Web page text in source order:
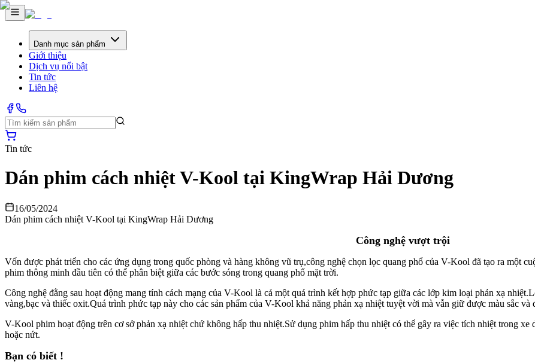
Danh mục sản phẩm
Giới thiệu
Dịch vụ nổi bật
Tin tức
Liên hệ
Tin tức
Dán phim cách nhiệt V-Kool tại KingWrap Hải Dương
16/05/2024
Dán phim cách nhiệt V-Kool tại KingWrap Hải Dương
Công nghệ vượt trội
Vốn được phát triển cho các ứng dụng trong quốc phòng và hàng không vũ trụ,công nghệ chọn lọc quang phổ của V-Kool đã tạo ra một
phim thông minh đầu tiên có thể phân biệt giữa các bước sóng trong quang phổ mặt trời.
Công nghệ đằng sau hoạt động mang tính cách mạng của V-Kool là cả một quá trình kết hợp phức tạp giữa các lớp kim loại phản xạ
vàng,bạc và thiếc oxit.Quá trình phức tạp này cho các sản phẩm của V-Kool khả năng phản xạ nhiệt tuyệt vời mà vẫn giữ được màu sắc và
V-Kool phim hoạt động trên cơ sở phản xạ nhiệt chứ không hấp thu nhiệt.Sử dụng phim hấp thu nhiệt có thể gây ra việc tích nhiệt trong
hoặc nứt.
Bạn có biết !